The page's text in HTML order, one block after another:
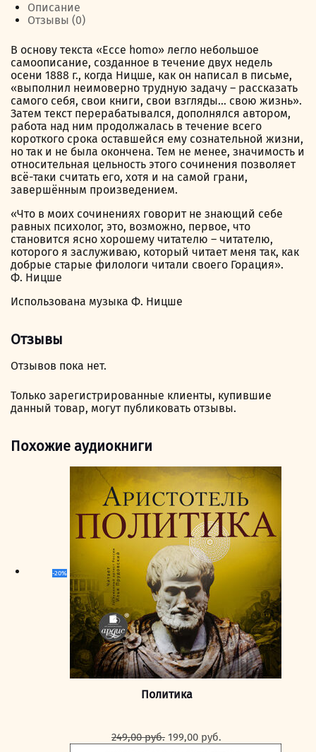
Как
становятся
собою
Описание
Отзывы (0)
В основу текста «Ecce homo» легло небольшое
самоописание, созданное в течение двух недель
осени 1888 г., когда Ницше, как он написал в письме,
«выполнил неимоверно трудную задачу – рассказать
самого себя, свои книги, свои взгляды… свою жизнь».
Затем текст перерабатывался, дополнялся автором,
работа над ним продолжалась в течение всего
короткого срока оставшейся ему сознательной жизни,
но так и не была окончена. Тем не менее, значимость и
относительная цельность этого сочинения позволяет
всё-таки считать его, хотя и на самой грани,
завершённым произведением.
«Что в моих сочинениях говорит не знающий себе
равных психолог, это, возможно, первое, что
становится ясно хорошему читателю – читателю,
которого я заслуживаю, который читает меня так, как
добрые старые филологи читали своего Горация».
Ф. Ницше
Использована музыка Ф. Ницше
Отзывы
Отзывов пока нет.
Только зарегистрированные клиенты, купившие
данный товар, могут публиковать отзывы.
Похожие аудиокниги
-20%
Политика
249,00руб. Первоначальная
199,00 руб.